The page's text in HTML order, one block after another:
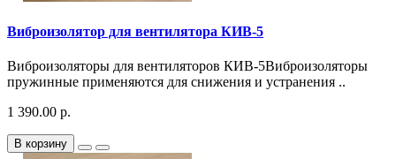
Виброизолятор для вентилятора КИВ-5
Виброизоляторы для вентиляторов КИВ-5Виброизоляторы
пружинные применяются для снижения и устранения ..
1 390.00 р.
В корзину